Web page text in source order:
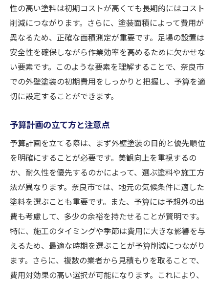
奈良市で高品質な外壁塗装を安く実現する選び
方
優良業者の見極め方
塗料選びの基準
成功事例を参考にする
昼間の施工によるコスト削減
予算内で奈良市の外壁塗装を成功させるための
ステップ
計画段階で考慮すべき点
契約前の確認事項
施工中のチェックポイント
施工後のメンテナンス計画
トラブルを避けるための対応策
予算内に収めるための工夫
奈良市で外壁塗装の予算を抑える工夫とは
性の高い塗料は初期コストが高くても長期的にはコスト
削減につながります。さらに、塗装面積によって費用が
異なるため、正確な面積測定が重要です。足場の設置は
安全性を確保しながら作業効率を高めるために欠かせな
い要素です。このような要素を理解することで、奈良市
での外壁塗装の初期費用をしっかりと把握し、予算を適
切に設定することができます。
予算計画の立て方と注意点
予算計画を立てる際は、まず外壁塗装の目的と優先順位
を明確にすることが必要です。美観向上を重視するの
か、耐久性を優先するのかによって、選ぶ塗料や施工方
法が異なります。奈良市では、地元の気候条件に適した
塗料を選ぶことも重要です。また、予算には予想外の出
費も考慮して、多少の余裕を持たせることが賢明です。
特に、施工のタイミングや季節は費用に大きな影響を与
えるため、最適な時期を選ぶことが予算削減につながり
ます。さらに、複数の業者から見積もりを取ることで、
費用対効果の高い選択が可能になります。これにより、